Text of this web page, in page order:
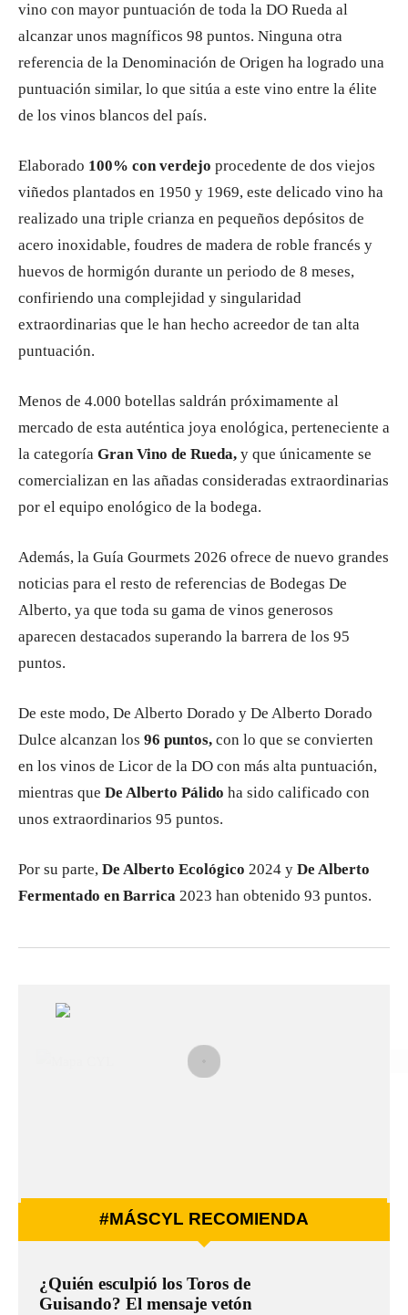
vino con mayor puntuación de toda la DO Rueda al
alcanzar unos magníficos 98 puntos. Ninguna otra
referencia de la Denominación de Origen ha logrado una
puntuación similar, lo que sitúa a este vino entre la élite
de los vinos blancos del país.
Elaborado 100% con verdejo procedente de dos viejos
viñedos plantados en 1950 y 1969, este delicado vino ha
realizado una triple crianza en pequeños depósitos de
acero inoxidable, foudres de madera de roble francés y
huevos de hormigón durante un periodo de 8 meses,
confiriendo una complejidad y singularidad
extraordinarias que le han hecho acreedor de tan alta
puntuación.
Menos de 4.000 botellas saldrán próximamente al
mercado de esta auténtica joya enológica, perteneciente a
la categoría Gran Vino de Rueda, y que únicamente se
comercializan en las añadas consideradas extraordinarias
por el equipo enológico de la bodega.
Además, la Guía Gourmets 2026 ofrece de nuevo grandes
noticias para el resto de referencias de Bodegas De
Alberto, ya que toda su gama de vinos generosos
aparecen destacados superando la barrera de los 95
puntos.
De este modo, De Alberto Dorado y De Alberto Dorado
Dulce alcanzan los 96 puntos, con lo que se convierten
en los vinos de Licor de la DO con más alta puntuación,
mientras que De Alberto Pálido ha sido calificado con
unos extraordinarios 95 puntos.
Por su parte, De Alberto Ecológico 2024 y De Alberto
Fermentado en Barrica 2023 han obtenido 93 puntos.
#MÁSCYL RECOMIENDA
¿Quién esculpió los Toros de
Guisando? El mensaje vetón